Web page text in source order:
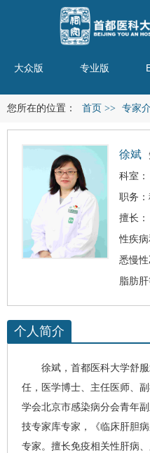
大众版 专业版
您所在的位置： 首页 >> 专家
徐斌
科室：
职务
擅长
性疾病
悉慢
脂肪肝
个人简介
徐斌 ，首都医科大学舒
任，医学博士、主任医师、
学会北京市感染病分会青年
技专家库专家，《临床肝胆
专家。擅长免疫相关性肝病